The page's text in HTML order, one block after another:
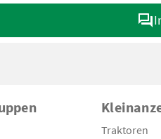
Traktoren